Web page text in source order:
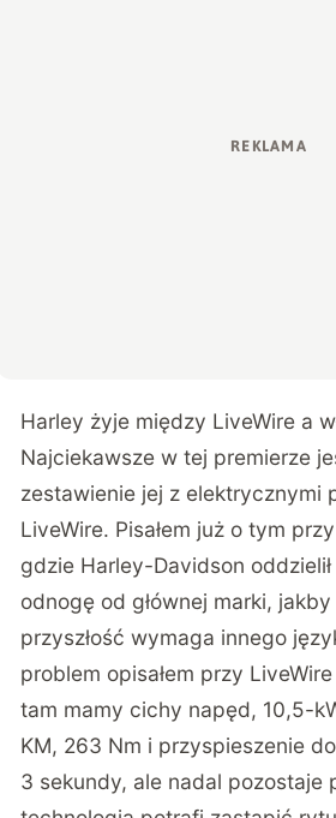
Harley żyje między LiveWire a
Najciekawsze w tej premierze
zestawienie jej z elektrycznymi
LiveWire. Pisałem już o tym przy
gdzie Harley-Davidson
odnogę od głównej marki, jakby
przyszłość wymaga innego
problem opisałem przy
tam mamy cichy napęd, 10,5-
KM, 263 Nm i przyspieszenie
3 sekundy, ale nadal pozostaje